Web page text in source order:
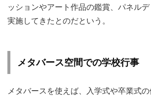
ッションやアート作品の鑑賞、パネル
実施してきたとのだという。
メタバース空間での学校行事
メタバースを使えば、入学式や卒業式